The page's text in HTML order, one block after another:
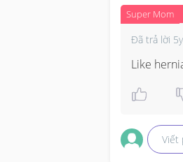
Super Mom
Đã trả lời
Like
Viết